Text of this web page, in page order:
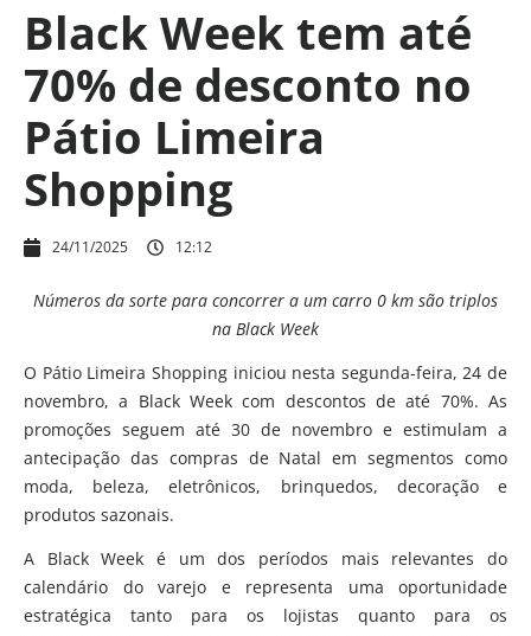
Black Week tem até
70% de desconto no
Pátio Limeira
Shopping
24/11/2025 12:12
Números da sorte para concorrer a um carro 0 km são triplos
na Black Week
O Pátio Limeira Shopping iniciou nesta segunda-feira, 24 de
novembro, a Black Week com descontos de até 70%. As
promoções seguem até 30 de novembro e estimulam a
antecipação das compras de Natal em segmentos como
moda, beleza, eletrônicos, brinquedos, decoração e
produtos sazonais.
A Black Week é um dos períodos mais relevantes do
calendário do varejo e representa uma oportunidade
estratégica tanto para os lojistas quanto para os